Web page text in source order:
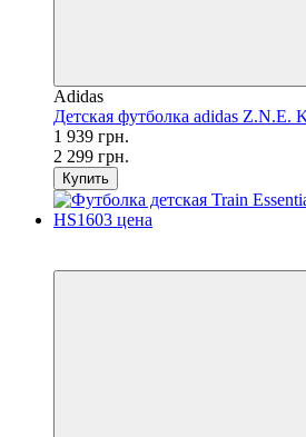
Adidas
Детская футболка adidas Z.N.E.
1 939 грн.
2 299 грн.
Купить